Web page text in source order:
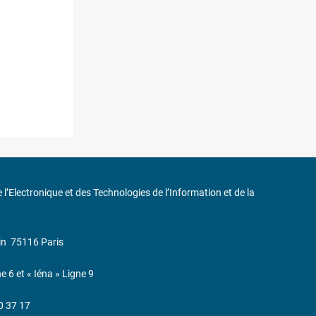
l’Electronique et des Technologies de l’Information et de la
75116 Paris
6 et « Iéna » Ligne 9
37 17